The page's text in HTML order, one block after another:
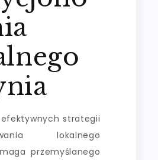
strategii
lokalnego
przemyślanego